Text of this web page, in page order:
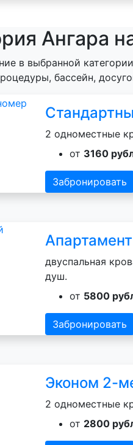
Ангара
в выбранной
бассейн,
2 одноместные
от 3160
Забронировать
двуспальная
душ.
от 5800
Забронировать
Эконом 2-
2 одноместные
от 2800